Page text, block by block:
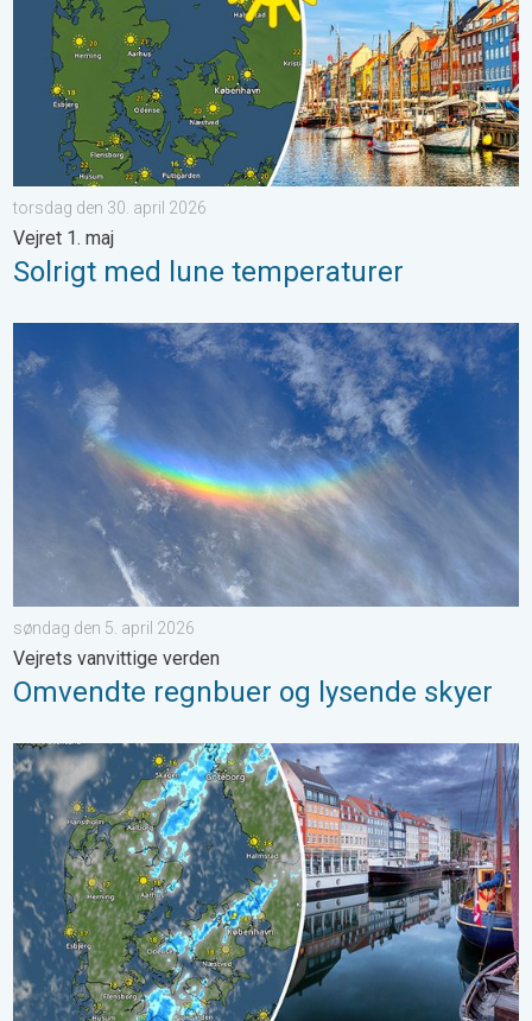
torsdag den 30. april 2026
Vejret 1. maj
Solrigt med lune temperaturer
Omvendte regnbuer og lysende skyer. Vejrets vanvittige
søndag den 5. april 2026
Vejrets vanvittige verden
Omvendte regnbuer og lysende skyer
Lunt med risiko for byger og torden. Grundlovsdag. . . fredag